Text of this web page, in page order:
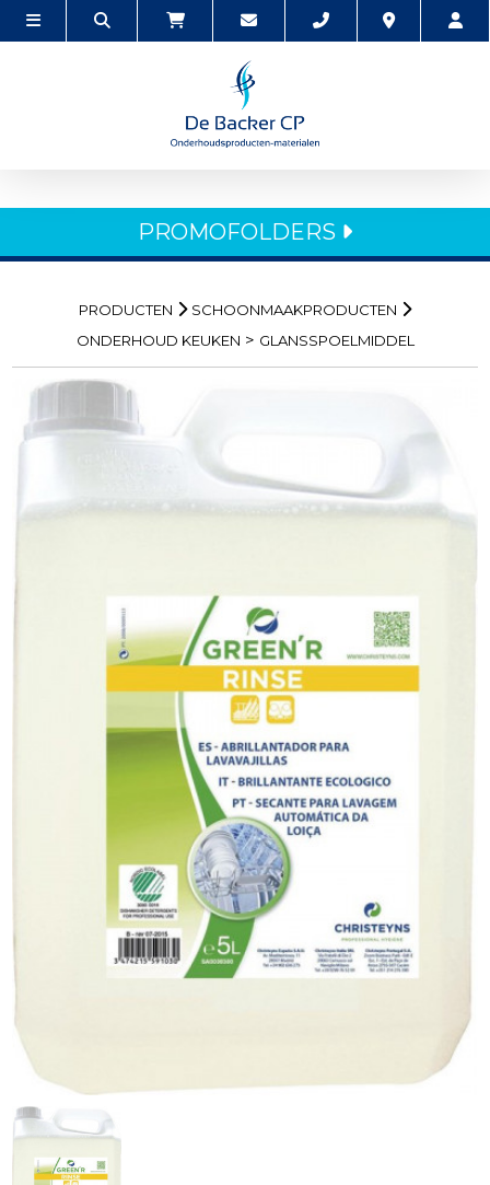
PROMOFOLDERS
PRODUCTEN
SCHOONMAAKPRODUCTEN
ONDERHOUD KEUKEN > GLANSSPOELMIDDEL